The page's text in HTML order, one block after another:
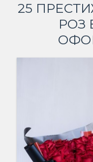
25
РОЗ